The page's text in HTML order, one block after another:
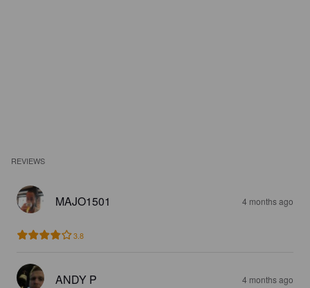
REVIEWS
MAJO1501 4 months ago
3.8
ANDY P 4 months ago